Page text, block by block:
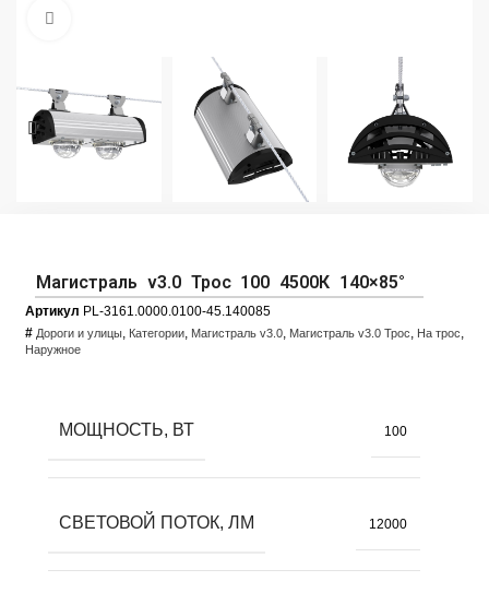
Магистраль v3.0 Трос 100 4500К 140×85°
Артикул PL-3161.0000.0100-45.140085
# Дороги и улицы, Категории, Магистраль v3.0, Магистраль v3.0 Трос, На трос,
Наружное
МОЩНОСТЬ, ВТ 100
СВЕТОВОЙ ПОТОК, ЛМ 12000